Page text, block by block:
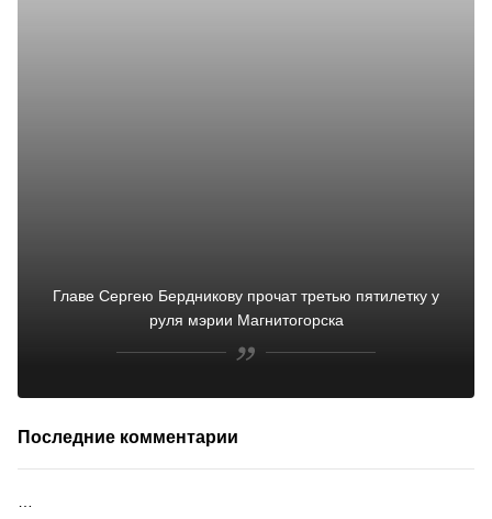
Главе Сергею Бердникову прочат третью пятилетку у
руля мэрии Магнитогорска
Последние комментарии